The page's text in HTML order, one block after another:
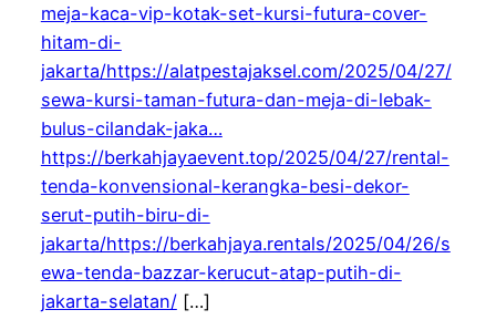
meja-kaca-vip-kotak-set-kursi-futura-cover-
hitam-di-
jakarta/https://alatpestajaksel.com/2025/04/27/
sewa-kursi-taman-futura-dan-meja-di-lebak-
bulus-cilandak-jaka…
https://berkahjayaevent.top/2025/04/27/rental-
tenda-konvensional-kerangka-besi-dekor-
serut-putih-biru-di-
jakarta/https://berkahjaya.rentals/2025/04/26/s
ewa-tenda-bazzar-kerucut-atap-putih-di-
jakarta-selatan/[…]